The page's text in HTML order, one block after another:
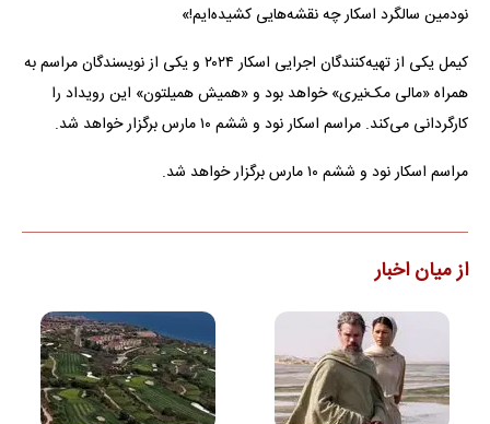
نودمین سالگرد اسکار چه نقشه‌هایی کشیده‌ایم!»
کیمل یکی از تهیه‌کنندگان اجرایی اسکار ۲۰۲۴ و یکی از نویسندگان مراسم به
همراه «مالی مک‌نیری» خواهد بود و «همیش همیلتون» این رویداد را
کارگردانی می‌کند. مراسم اسکار نود و ششم ۱۰ مارس برگزار خواهد شد.
مراسم اسکار نود و ششم ۱۰ مارس برگزار خواهد شد.
از میان اخبار